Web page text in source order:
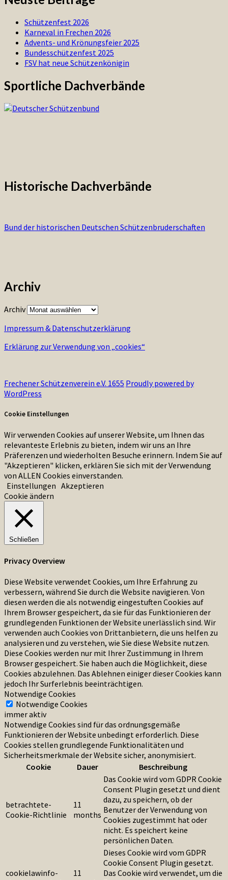
Schützenfest 2026
Karneval in Frechen 2026
Advents- und Krönungsfeier 2025
Bundesschützenfest 2025
FSV hat neue Schützenkönigin
Sportliche Dachverbände
Historische Dachverbände
Bund der historischen Deutschen Schützenbruderschaften
Archiv
Archiv
Impressum & Datenschutzerklärung
Erklärung zur Verwendung von „cookies“
Frechener Schützenverein e.V. 1655 Proudly powered by
WordPress
Cookie Einstellungen
Wir verwenden Cookies auf unserer Website, um Ihnen das
relevanteste Erlebnis zu bieten, indem wir uns an Ihre
Präferenzen und wiederholten Besuche erinnern. Indem Sie auf
"Akzeptieren" klicken, erklären Sie sich mit der Verwendung
von ALLEN Cookies einverstanden.
Einstellungen Akzeptieren
Cookie ändern
Schließen
Privacy Overview
Diese Website verwendet Cookies, um Ihre Erfahrung zu
verbessern, während Sie durch die Website navigieren. Von
diesen werden die als notwendig eingestuften Cookies auf
Ihrem Browser gespeichert, da sie für das Funktionieren der
grundlegenden Funktionen der Website unerlässlich sind. Wir
verwenden auch Cookies von Drittanbietern, die uns helfen zu
analysieren und zu verstehen, wie Sie diese Website nutzen.
Diese Cookies werden nur mit Ihrer Zustimmung in Ihrem
Browser gespeichert. Sie haben auch die Möglichkeit, diese
Cookies abzulehnen. Das Ablehnen einiger dieser Cookies kann
jedoch Ihr Surferlebnis beeinträchtigen.
Notwendige Cookies
Notwendige Cookies
immer aktiv
Notwendige Cookies sind für das ordnungsgemäße
Funktionieren der Website unbedingt erforderlich. Diese
Cookies stellen grundlegende Funktionalitäten und
Sicherheitsmerkmale der Website sicher, anonymisiert.
Cookie
Dauer Beschreibung
betrachtete-
Cookie-Richtlinie
11
months
Das Cookie wird vom GDPR Cookie
Consent Plugin gesetzt und dient
dazu, zu speichern, ob der
Benutzer der Verwendung von
Cookies zugestimmt hat oder
nicht. Es speichert keine
persönlichen Daten.
cookielawinfo-
11
Dieses Cookie wird vom GDPR
Cookie Consent Plugin gesetzt.
Das Cookie wird verwendet, um die